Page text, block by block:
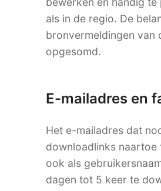
als in de regio. De
bronvermeldingen van
opgesomd.
E-mailadres en
Het e-mailadres dat
downloadlinks naartoe
ook als
dagen tot 5 keer te